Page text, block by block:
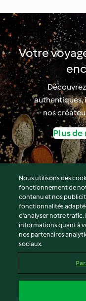
Votre
authentiques,
nos
Plus
© Copyright 2026
Conditions d'utilisation
Politique de
Non-responsabilité
Mentions légales
Contenu du rapport
Déclaration
Nous utilisons des
fonctionnement de
contenu et nos
fonctionnalités
d’analyser notre
informations quant à
nos partenaires
sociaux.